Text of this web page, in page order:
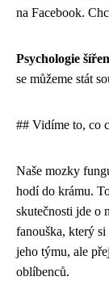
na Facebook.
Psychologie
se můžeme stát
## Vidíme to, co
Naše mozky
hodí do krámu.
skutečnosti jde o
fanouška, který
jeho týmu, ale
oblíbenců.